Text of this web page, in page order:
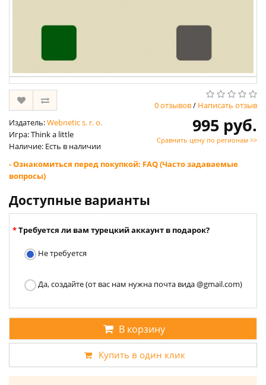
0 отзывов/ Написать отзыв
Издатель:Webnetic s. r. o.
Игра: Think a little
Наличие: Есть в наличии
995 руб.
Сравнить цену по регионам >>
- Ознакомиться перед покупкой: FAQ (Часто задаваемые
вопросы)
Доступные варианты
Требуется ли вам турецкий аккаунт в подарок?
Не требуется
Да, создайте (от вас нам нужна почта вида @gmail.com)
В корзину
Купить в один клик